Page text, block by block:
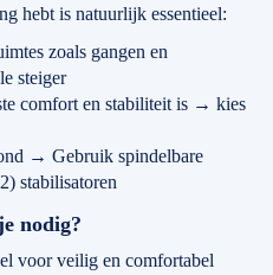
hebt is natuurlijk essentieel:
zoals gangen en
steiger
comfort en stabiliteit is → kies
→ Gebruik spindelbare
stabilisatoren
nodig?
voor veilig en comfortabel